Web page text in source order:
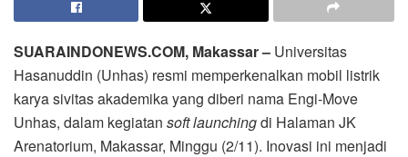
SUARAINDONEWS.COM, Makassar – Universitas
Hasanuddin (Unhas) resmi memperkenalkan mobil listrik
karya sivitas akademika yang diberi nama Engi-Move
Unhas, dalam kegiatan soft launchingdi Halaman JK
Arenatorium, Makassar, Minggu (2/11). Inovasi ini menjadi